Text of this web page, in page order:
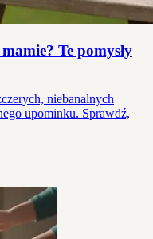
Te pomysły
niebanalnych
upominku. Sprawdź,